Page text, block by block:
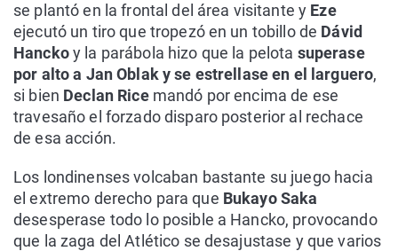
se plantó en la frontal del área visitante y Eze
ejecutó un tiro que tropezó en un tobillo de Dávid
Hanckoy la parábola hizo que la pelota superase
por alto a Jan Oblaky se estrellase en el larguero,
si bien Declan Rice mandó por encima de ese
travesaño el forzado disparo posterior al rechace
de esa acción.
Los londinenses volcaban bastante su juego hacia
el extremo derecho para que Bukayo Saka
desesperase todo lo posible a Hancko, provocando
que la zaga del Atlético se desajustase y que varios